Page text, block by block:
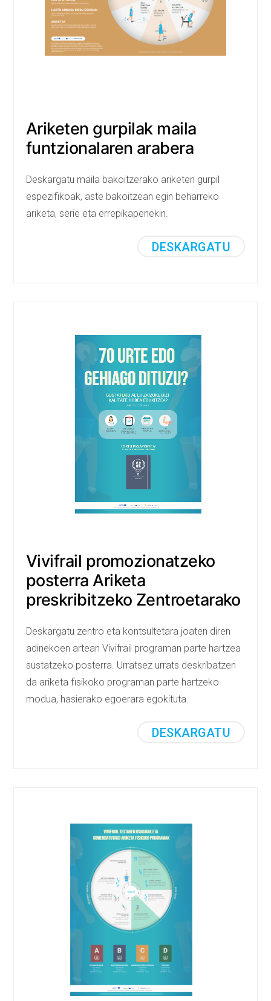
Ariketen gurpilak maila
funtzionalaren arabera
Deskargatu maila bakoitzerako ariketen gurpil
espezifikoak, aste bakoitzean egin beharreko
ariketa, serie eta errepikapenekin.
DESKARGATU
Vivifrail promozionatzeko
posterra Ariketa
preskribitzeko Zentroetarako
Deskargatu zentro eta kontsultetara joaten diren
adinekoen artean Vivifrail programan parte hartzea
sustatzeko posterra. Urratsez urrats deskribatzen
da ariketa fisikoko programan parte hartzeko
modua, hasierako egoerara egokituta.
DESKARGATU